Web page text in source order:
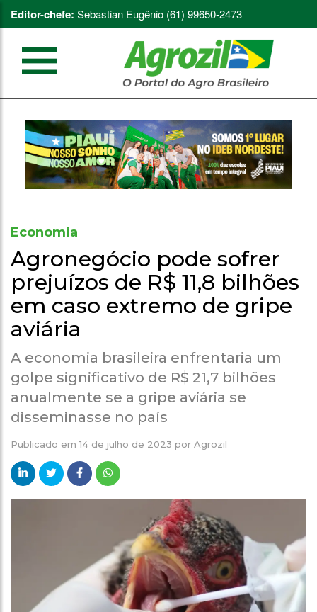
Editor-chefe: Sebastian Eugênio (61) 99650-2473
Economia
Agronegócio pode sofrer
prejuízos de R$ 11,8 bilhões
em caso extremo de gripe
aviária
A economia brasileira enfrentaria um
golpe significativo de R$ 21,7 bilhões
anualmente se a gripe aviária se
disseminasse no país
Publicado em14 de julho de 2023 por Agrozil